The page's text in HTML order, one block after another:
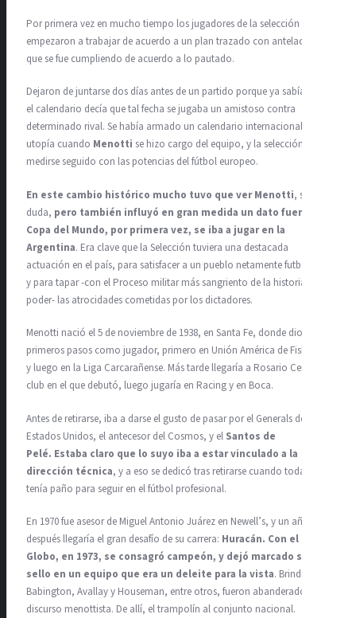
Por primera vez en mucho tiempo los jugadores de la selección
empezaron a trabajar de acuerdo a un plan trazado con antelación,
que se fue cumpliendo de acuerdo a lo pautado.
Dejaron de juntarse dos días antes de un partido porque ya sabían que
el calendario decía que tal fecha se jugaba un amistoso contra
determinado rival. Se había armado un calendario internacional, una
utopía cuando Menotti se hizo cargo del equipo, y la selección pudo
medirse seguido con las potencias del fútbol europeo.
En este cambio histórico mucho tuvo que ver Menotti, sin
duda, pero también influyó en gran medida un dato fuerte: la
Copa del Mundo, por primera vez, se iba a jugar en la
Argentina. Era clave que la Selección tuviera una destacada
actuación en el país, para satisfacer a un pueblo netamente futbolero
y para tapar -con el Proceso militar más sangriento de la historia en el
poder- las atrocidades cometidas por los dictadores.
Menotti nació el 5 de noviembre de 1938, en Santa Fe, donde dio sus
primeros pasos como jugador, primero en Unión América de Fisherton
y luego en la Liga Carcarañense. Más tarde llegaría a Rosario Central,
club en el que debutó, luego jugaría en Racing y en Boca.
Antes de retirarse, iba a darse el gusto de pasar por el Generals de
Estados Unidos, el antecesor del Cosmos, y el Santos de
Pelé. Estaba claro que lo suyo iba a estar vinculado a la
dirección técnica, y a eso se dedicó tras retirarse cuando todavía
tenía paño para seguir en el fútbol profesional.
En 1970 fue asesor de Miguel Antonio Juárez en Newell’s, y un año
después llegaría el gran desafío de su carrera: Huracán. Con el
Globo, en 1973, se consagró campeón, y dejó marcado su
sello en un equipo que era un deleite para la vista. Brindisi,
Babington, Avallay y Houseman, entre otros, fueron abanderados del
discurso menottista. De allí, el trampolín al conjunto nacional.